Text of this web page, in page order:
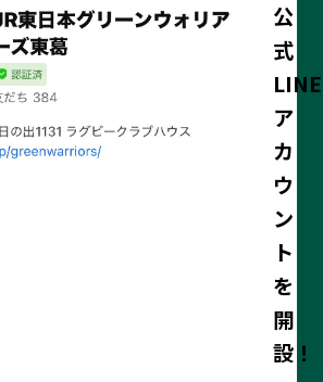
公
式
LINE
ア
カ
ウ
ン
ト
を
開
設！
記
事